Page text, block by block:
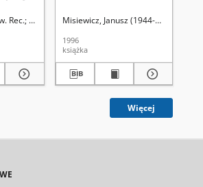
Księży
Rec. Latawiec, Krzysztof. Red. Uniwersytet Marii
Misiewicz, Janusz (1944-2015)
1996
książka
Więcej